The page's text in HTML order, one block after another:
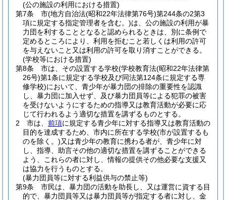
(公の施設の利用における措置)
第7条
市(地方自治法(昭和22年法律第76号)第244条の2第3
項に規定する指定管理者を含む。)は、公の施設の利用が暴
力団を利することとなると認められるときは、別に条例で
定めるところにより、利用を拒むこと若しくは利用の許可
を与えないこと又は利用の許可を取り消すことができる。
(学校等における措置)
第8条
市は、その設置する学校(学校教育法(昭和22年法律第
26号)第1条に規定する学校及び同法第124条に規定する専
修学校)において、青少年が暴力団の排除の重要性を認識
し、暴力団に加入せず、及び暴力団員等による犯罪の被害
を受けないようにするための指導又は教育活動が必要に応
じて行われるよう適切な措置を講ずるものとする。
2
市は、 前項に規定する青少年に対する指導又は教育活動の
目的を達成するため、市内に所在する学校(市が設置するも
のを除く。)又は青少年の教育に携わる者が、青少年に対
し、指導、助言その他の適切な措置を講ずることができる
よう、これらの者に対し、情報の提供その他必要な支援又
は協力を行うものとする。
(暴力団員等に対する利益供与の禁止等)
第9条
市民は、暴力団の活動を助長し、又は運営に資する目
的で、暴力団員等又は暴力団員等が指定する者に対し、金